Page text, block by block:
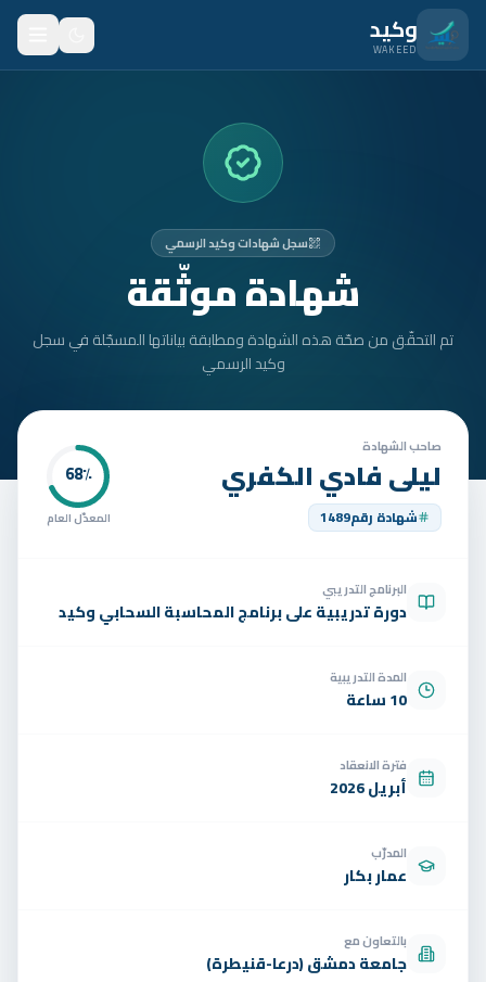
انتقل للمحتوى الرئيسي
وكيد
WAKEED
المتدربون
الأمان
تواصل
الوظائف
سجل شهادات وكيد الرسمي
شهادة موثّقة
تم التحقّق من صحّة هذه الشهادة ومطابقة بياناتها المسجّلة في سجل
وكيد الرسمي
صاحب الشهادة
ليلى فادي الكفري
شهادة رقم1489
68٪
المعدّل العام
البرنامج التدريبي
دورة تدريبية على برنامج المحاسبة السحابي وكيد
المدة التدريبية
10 ساعة
فترة الانعقاد
أبريل 2026
المدرّب
عمار بكار
بالتعاون مع
جامعة دمشق (درعا-قنيطرة)